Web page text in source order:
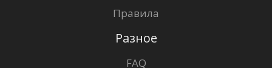
Правила
Разное
FAQ